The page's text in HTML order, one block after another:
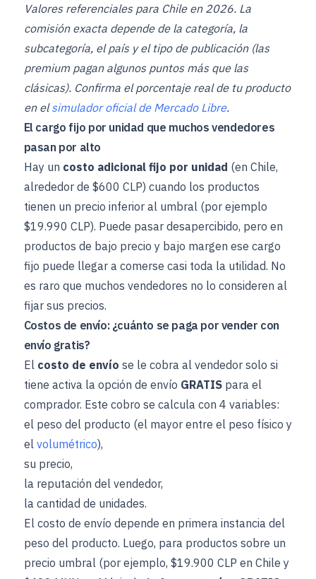
Valores referenciales para Chile en 2026. La
comisión exacta depende de la categoría, la
subcategoría, el país y el tipo de publicación (las
premium pagan algunos puntos más que las
clásicas). Confirma el porcentaje real de tu producto
en elsimulador oficial de Mercado Libre.
El cargo fijo por unidad que muchos vendedores
pasan por alto
Hay un costo adicional fijo por unidad (en Chile,
alrededor de $600 CLP) cuando los productos
tienen un precio inferior al umbral (por ejemplo
$19.990 CLP). Puede pasar desapercibido, pero en
productos de bajo precio y bajo margen ese cargo
fijo puede llegar a comerse casi toda la utilidad. No
es raro que muchos vendedores no lo consideren al
fijar sus precios.
Costos de envío: ¿cuánto se paga por vender con
envío gratis?
El costo de envío se le cobra al vendedor solo si
tiene activa la opción de envío GRATISpara el
comprador. Este cobro se calcula con 4 variables:
el peso del producto (el mayor entre el peso físico y
el volumétrico),
su precio,
la reputación del vendedor,
la cantidad de unidades.
El costo de envío depende en primera instancia del
peso del producto. Luego, para productos sobre un
precio umbral (por ejemplo, $19.900 CLP en Chile y